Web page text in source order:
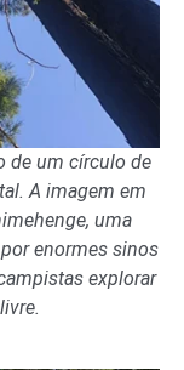
de um círculo de
A imagem em
uma
enormes sinos
explorar